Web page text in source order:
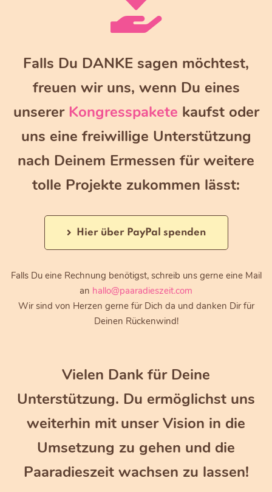
Falls Du DANKE sagen möchtest,
freuen wir uns, wenn Du eines
unserer Kongresspakete kaufst oder
uns eine freiwillige Unterstützung
nach Deinem Ermessen für weitere
tolle Projekte zukommen lässt:
Hier über PayPal spenden
Falls Du eine Rechnung benötigst, schreib uns gerne eine Mail
an hallo@paaradieszeit.com
Wir sind von Herzen gerne für Dich da und danken Dir für
Deinen Rückenwind!
Vielen Dank für Deine
Unterstützung. Du ermöglichst uns
weiterhin mit unser Vision in die
Umsetzung zu gehen und die
Paaradieszeit wachsen zu lassen!